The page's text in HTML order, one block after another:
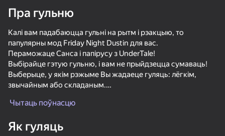
Friday Night Funkin'
Пра гульню
Калі вам падабаюцца гульні на рытм і рэакцыю, то
папулярны мод Friday Night Dustin для вас.
Пераможаце Санса і папірусу з UnderTale!
Выбірайце гэтую гульню, і вам не прыйдзецца сумаваць!
Выберыце, у якім рэжыме Вы жадаеце гуляць: лёгкім,
звычайным або складаным.
рэйтынгу.
Паспрабуйце гуляць на лёгкіх узроўнях складанасці
Чытаць поўнасцю
Як гуляць